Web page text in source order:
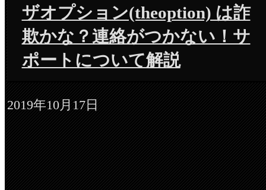
ザオプション(theoption) は詐
欺かな？連絡がつかない！サ
ポートについて解説
2019年10月17日